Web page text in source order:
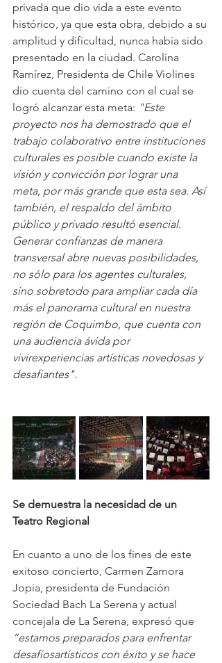
privada que dio vida a este evento
histórico, ya que esta obra, debido a su
amplitud y dificultad, nunca había sido
presentado en la ciudad. Carolina
Ramírez, Presidenta de Chile Violines
dio cuenta del camino con el cual se
logró alcanzar esta meta: "Este
proyecto nos ha demostrado que el
trabajo colaborativo entre instituciones
culturales es posible cuando existe la
visión y convicción por lograr una
meta, por más grande que esta sea. Así
también, el respaldo del ámbito
público y privado resultó esencial.
Generar confianzas de manera
transversal abre nuevas posibilidades,
no sólo para los agentes culturales,
sino sobretodo para ampliar cada día
más el panorama cultural en nuestra
región de Coquimbo, que cuenta con
una audiencia ávida por
vivirexperiencias artísticas novedosas y
desafiantes".
Se demuestra la necesidad de un
Teatro Regional
En cuanto a uno de los fines de este
exitoso concierto, Carmen Zamora
Jopia, presidenta de Fundación
Sociedad Bach La Serena y actual
concejala de La Serena, expresó que
“estamos preparados para enfrentar
desafíosartísticos con éxito y se hace